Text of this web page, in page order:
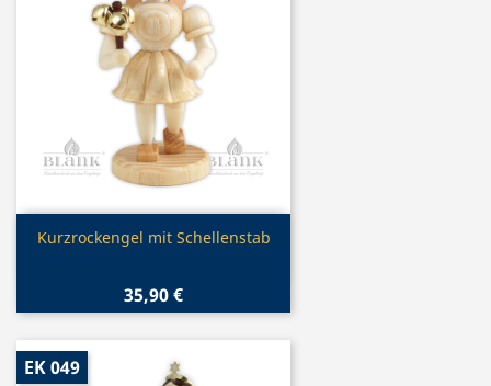
Vorschau
Kurzrockengel mit Schellenstab
35,90 €
EK 049